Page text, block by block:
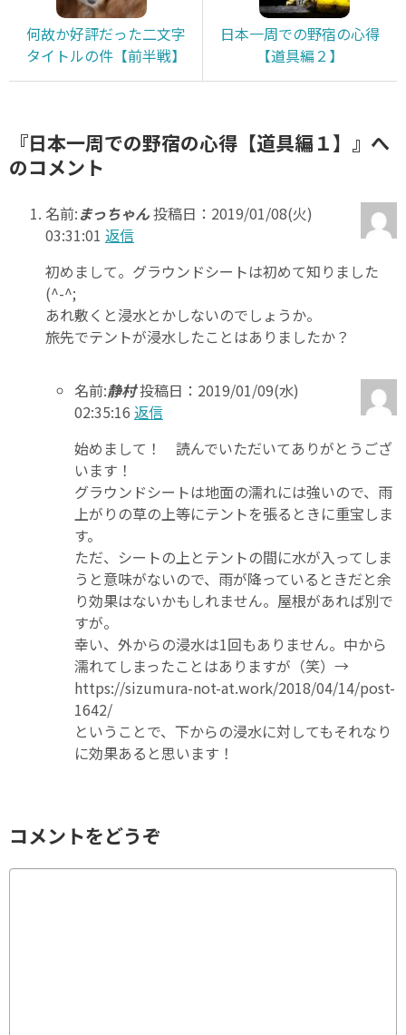
何故か好評だった二文字
タイトルの件【前半戦】
日本一周での野宿の心得
【道具編２】
『日本一周での野宿の心得【道具編１】』へ
のコメント
名前:まっちゃん投稿日：2019/01/08(火)
03:31:01 返信
初めまして。グラウンドシートは初めて知りました
(^-^;
あれ敷くと浸水とかしないのでしょうか。
旅先でテントが浸水したことはありましたか？
名前:静村投稿日：2019/01/09(水)
02:35:16 返信
始めまして！ 読んでいただいてありがとうござ
います！
グラウンドシートは地面の濡れには強いので、雨
上がりの草の上等にテントを張るときに重宝しま
す。
ただ、シートの上とテントの間に水が入ってしま
うと意味がないので、雨が降っているときだと余
り効果はないかもしれません。屋根があれば別で
すが。
幸い、外からの浸水は1回もありません。中から
濡れてしまったことはありますが（笑）→
https://sizumura-not-at.work/2018/04/14/post-
1642/
ということで、下からの浸水に対してもそれなり
に効果あると思います！
コメントをどうぞ